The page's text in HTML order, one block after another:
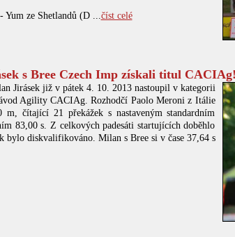
ze Shetlandů (D ... číst celé
s Bree Czech Imp získali titul CACIAg!
Jirásek již v pátek 4. 10. 2013 nastoupil v kategorii
Agility CACIAg. Rozhodčí Paolo Meroni z Itálie
čítající 21 překážek s nastaveným standardním
83,00 s. Z celkových padesáti startujících doběhlo
bylo diskvalifikováno. Milan s Bree si v čase 37,64 s